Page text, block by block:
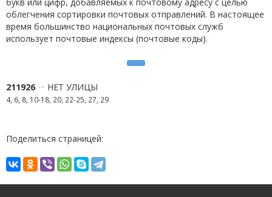
облегчения сортировки почтовых отправлений. В настоящее
время большинство национальных почтовых служб
использует почтовые индексы (почтовые коды).
211926 НЕТ УЛИЦЫ
4, 6, 8, 10-18, 20, 22-25, 27, 29
Поделиться страницей: